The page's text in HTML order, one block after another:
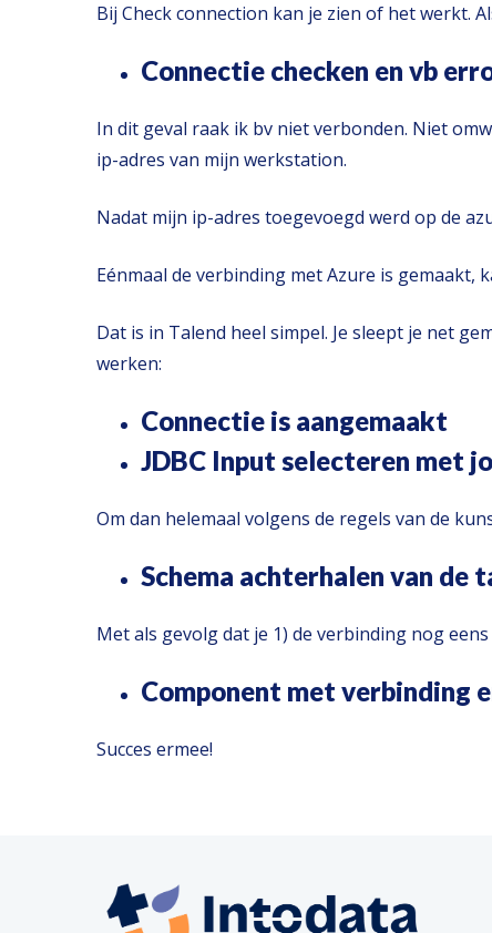
Bij Check connection kan je zien of het werkt.
Connectie checken en vb
In dit geval raak ik bv niet verbonden. Niet
ip-adres van mijn werkstation.
Nadat mijn ip-adres toegevoegd werd op de
Eénmaal de verbinding met Azure is gemaakt,
Dat is in Talend heel simpel. Je sleept je net
werken:
Connectie is aangemaakt
JDBC Input selecteren met
Om dan helemaal volgens de regels van de
Schema achterhalen van de
Met als gevolg dat je 1) de verbinding nog
Component met verbinding
Succes ermee!